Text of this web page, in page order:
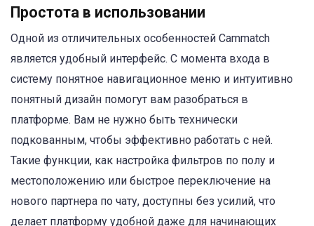
Простота в использовании
Одной из отличительных особенностей Cammatch
является удобный интерфейс. С момента входа в
систему понятное навигационное меню и интуитивно
понятный дизайн помогут вам разобраться в
платформе. Вам не нужно быть технически
подкованным, чтобы эффективно работать с ней.
Такие функции, как настройка фильтров по полу и
местоположению или быстрое переключение на
нового партнера по чату, доступны без усилий, что
делает платформу удобной даже для начинающих